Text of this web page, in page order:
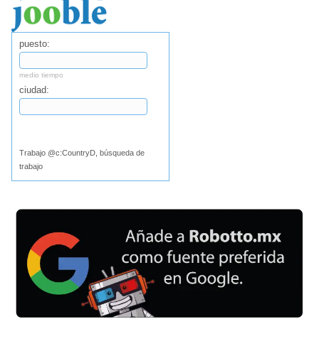
puesto:
medio tiempo
ciudad:
Trabajo @c:CountryD, búsqueda de
trabajo